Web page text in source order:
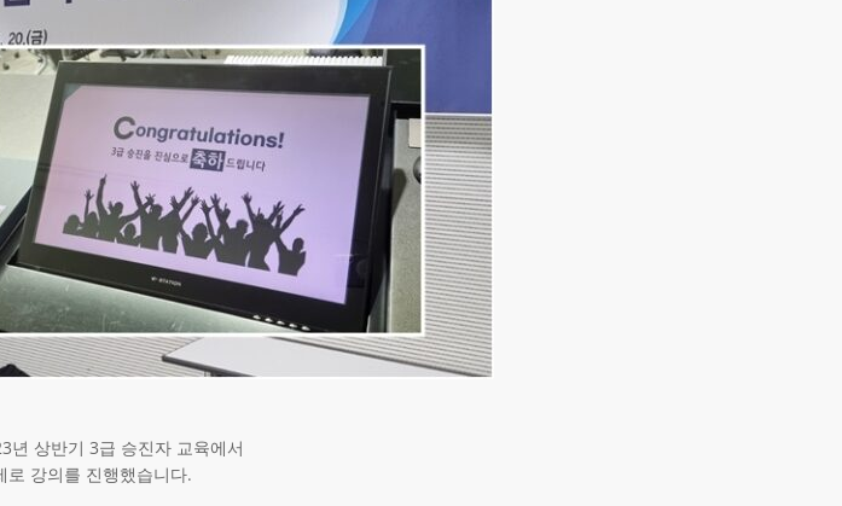
년 상반기 3급 승진자 교육에서
로 강의를 진행했습니다.